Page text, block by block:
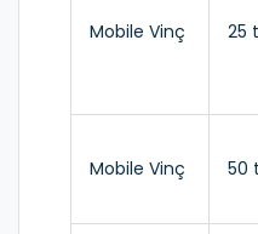
Mobile Vinç 25
Mobile Vinç 50